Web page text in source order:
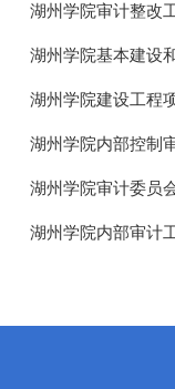
湖州学院审计整改
湖州学院基本建设
湖州学院建设工程
湖州学院内部控制
湖州学院审计委员
湖州学院内部审计